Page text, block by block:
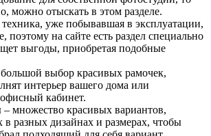
можно отыскать в этом разделе.
уже побывавшая в эксплуатации,
поэтому на сайте есть раздел специально
выгоды, приобретая подобные
выбор красивых рамочек,
интерьер вашего дома или
офисный кабинет.
множество красивых вариантов,
разных дизайнах и размерах, чтобы